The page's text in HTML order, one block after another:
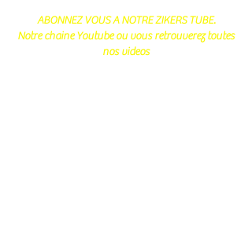
ABONNEZ VOUS A NOTRE ZIKERS TUBE.
Notre chaine Youtube ou vous retrouverez toutes
nos videos